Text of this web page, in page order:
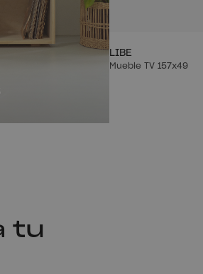
LIBE
Mueble TV 157x49
tu